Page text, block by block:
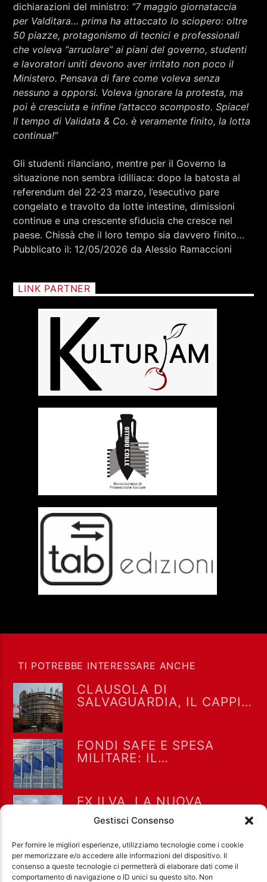
Gestisci Consenso
Per fornire le migliori esperienze, utilizziamo tecnologie come i cookie
per memorizzare e/o accedere alle informazioni del dispositivo. Il
consenso a queste tecnologie ci permetterà di elaborare dati come il
comportamento di navigazione o ID unici su questo sito. Non
dichiarazioni del ministro: “7 maggio giornataccia
per Valditara… prima ha attaccato lo sciopero: oltre
50 piazze, protagonismo di tecnici e professionali
che voleva “arruolare” ai piani del governo, studenti
e lavoratori uniti devono aver irritato non poco il
Ministero. Pensava di fare come voleva senza
nessuno a opporsi. Voleva ignorare la protesta, ma
poi è cresciuta e infine l’attacco scomposto. Spiace!
Il tempo di Validata & Co. è veramente finito, la lotta
continua!”
Gli studenti rilanciano, mentre per il Governo la
situazione non sembra idilliaca: dopo la batosta al
referendum del 22-23 marzo, l’esecutivo pare
congelato e travolto da lotte intestine, dimissioni
continue e una crescente sfiducia che cresce nel
paese. Chissà che il loro tempo sia davvero finito…
Pubblicato il: 12/05/2026 da Alessio Ramaccioni
LINK PARTNER
TI POTREBBE INTERESSARE ANCHE
CLAUSOLA DI
SALVAGUARDIA, IL CAPPIO
FONDI SAFE E SPESA
MILITARE: IL
SPACCATURA
NELL’OPPOSIZIONE
EX ILVA, LA NUOVA
SENTENZA METTE IN CRISI
UN GOVERNO SENZA IDEE.
E TARANTO RESTA
STRETTA TRA LAVORO E
SALUTE